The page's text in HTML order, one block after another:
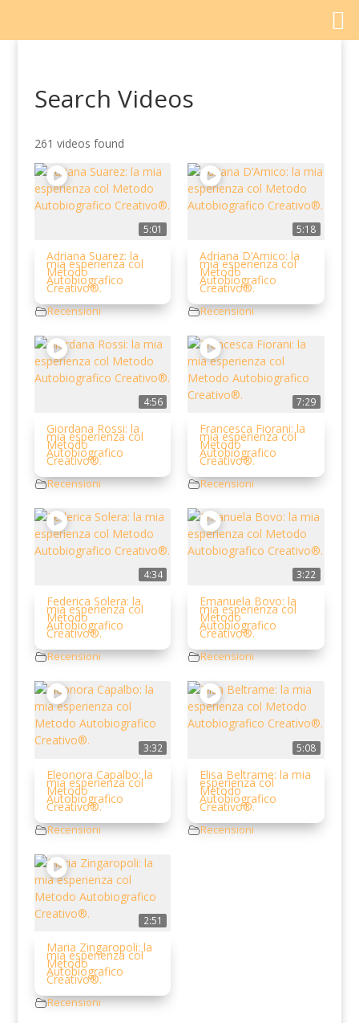
Search Videos
261 videos found
5:01
Adriana Suarez: la
mia esperienza col
Metodo
Autobiografico
Creativo®.
Recensioni
5:18
Adriana D’Amico: la
mia esperienza col
Metodo
Autobiografico
Creativo®.
Recensioni
4:56
Giordana Rossi: la
mia esperienza col
Metodo
Autobiografico
Creativo®.
Recensioni
7:29
Francesca Fiorani: la
mia esperienza col
Metodo
Autobiografico
Creativo®.
Recensioni
4:34
Federica Solera: la
mia esperienza col
Metodo
Autobiografico
Creativo®.
Recensioni
3:22
Emanuela Bovo: la
mia esperienza col
Metodo
Autobiografico
Creativo®.
Recensioni
3:32
Eleonora Capalbo: la
mia esperienza col
Metodo
Autobiografico
Creativo®.
Recensioni
5:08
Elisa Beltrame: la mia
esperienza col
Metodo
Autobiografico
Creativo®.
Recensioni
2:51
Maria Zingaropoli: la
mia esperienza col
Metodo
Autobiografico
Creativo®.
Recensioni